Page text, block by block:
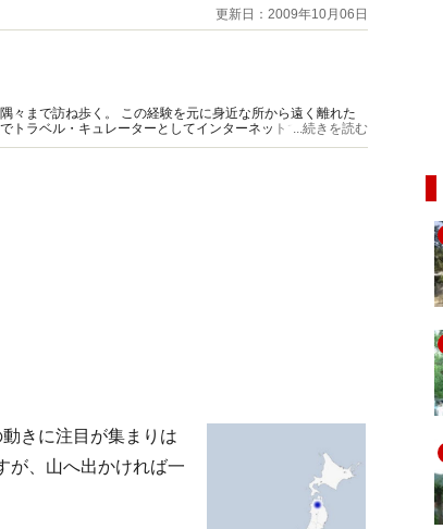
更新日：2009年10月06日
々まで訪ね歩く。 この経験を元に身近な所から遠く離れた
トラベル・キュレーターとしてインターネットで紹介。 ガ
行業務取扱管理者
...続きを読む
きに注目が集まりは
が、山へ出かければ一